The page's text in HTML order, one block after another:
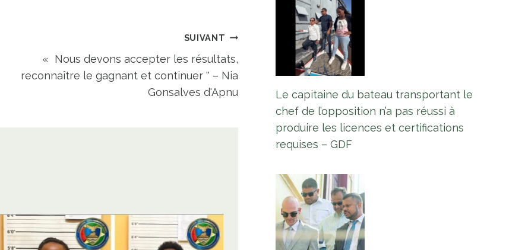
SUIVANT
« Nous devons accepter les résultats,
reconnaître le gagnant et continuer '' – Nia
Gonsalves d'Apnu
Le capitaine du bateau transportant le
chef de l’opposition n’a pas réussi à
produire les licences et certifications
requises – GDF